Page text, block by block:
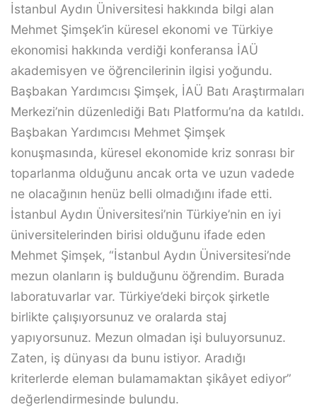
İstanbul Aydın Üniversitesi hakkında bilgi alan
Mehmet Şimşek’in küresel ekonomi ve Türkiye
ekonomisi hakkında verdiği konferansa İAÜ
akademisyen ve öğrencilerinin ilgisi yoğundu.
Başbakan Yardımcısı Şimşek, İAÜ Batı Araştırmaları
Merkezi’nin düzenlediği Batı Platformu’na da katıldı.
Başbakan Yardımcısı Mehmet Şimşek
konuşmasında, küresel ekonomide kriz sonrası bir
toparlanma olduğunu ancak orta ve uzun vadede
ne olacağının henüz belli olmadığını ifade etti.
İstanbul Aydın Üniversitesi’nin Türkiye’nin en iyi
üniversitelerinden birisi olduğunu ifade eden
Mehmet Şimşek, “İstanbul Aydın Üniversitesi’nde
mezun olanların iş bulduğunu öğrendim. Burada
laboratuvarlar var. Türkiye’deki birçok şirketle
birlikte çalışıyorsunuz ve oralarda staj
yapıyorsunuz. Mezun olmadan işi buluyorsunuz.
Zaten, iş dünyası da bunu istiyor. Aradığı
kriterlerde eleman bulamamaktan şikâyet ediyor”
değerlendirmesinde bulundu.